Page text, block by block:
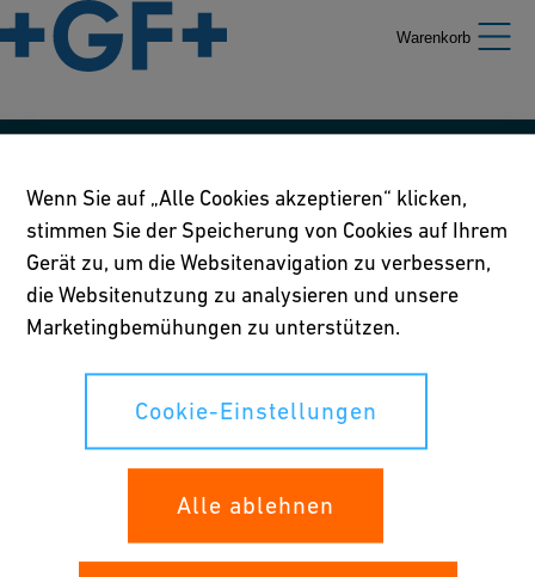
Warenkorb
Nutzungsbedingungen
Richtlinie betreffend Online-Datenschutz und Cookies
Cookie-Einstellungen
Ihre Rechte
Wenn Sie auf „Alle Cookies akzeptieren“ klicken,
stimmen Sie der Speicherung von Cookies auf Ihrem
Gerät zu, um die Websitenavigation zu verbessern,
die Websitenutzung zu analysieren und unsere
Marketingbemühungen zu unterstützen.
Cookie-Einstellungen
Alle ablehnen